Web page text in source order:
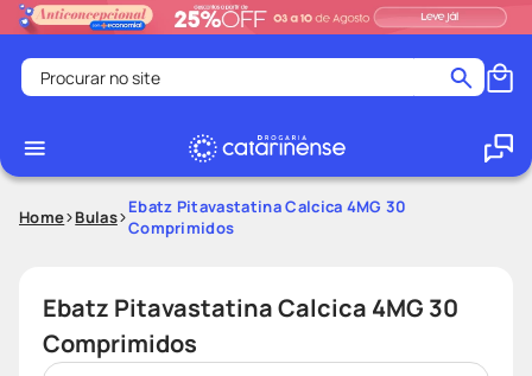
Procurar no site
1
medley
protetor solar facial
5º
tadalafila
6º
ozivy
Home Bulas Ebatz Pitavastatina Calcica 4MG 30
Comprimidos
Ebatz Pitavastatina Calcica 4MG 30
Comprimidos